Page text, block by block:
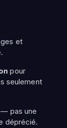
et
pour
seulement
— pas une
déprécié.